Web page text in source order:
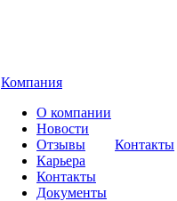
Компания
О компании
Новости
Отзывы
Карьера
Контакты
Документы
Контакты